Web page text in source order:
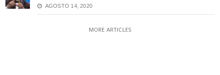
AGOSTO 14, 2020
MORE ARTICLES